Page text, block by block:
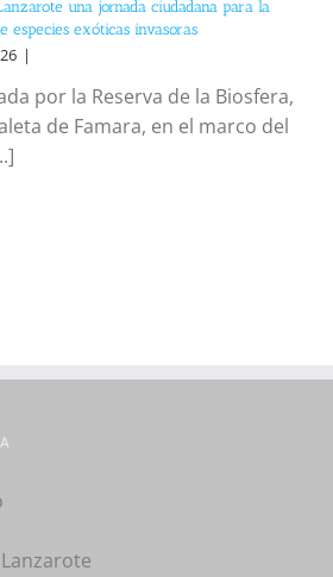
una jornada ciudadana para la
especies exóticas invasoras
|
por la Reserva de la Biosfera,
de Famara, en el marco del